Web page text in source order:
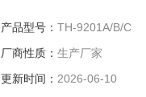
产品型号： TH-9201A/B/C
厂商性质： 生产厂家
更新时间： 2026-06-10